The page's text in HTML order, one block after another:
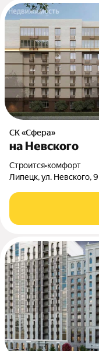
СК «Сфера»
на Невского
Строится•комфорт
Липецк, ул. Невского, 9